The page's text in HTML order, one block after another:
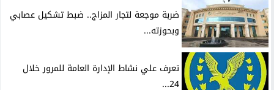
ضربة موجعة لتجار المزاج.. ضبط تشكيل عصابي
وبحوزته...
تعرف علي نشاط الإدارة العامة للمرور خلال
24...